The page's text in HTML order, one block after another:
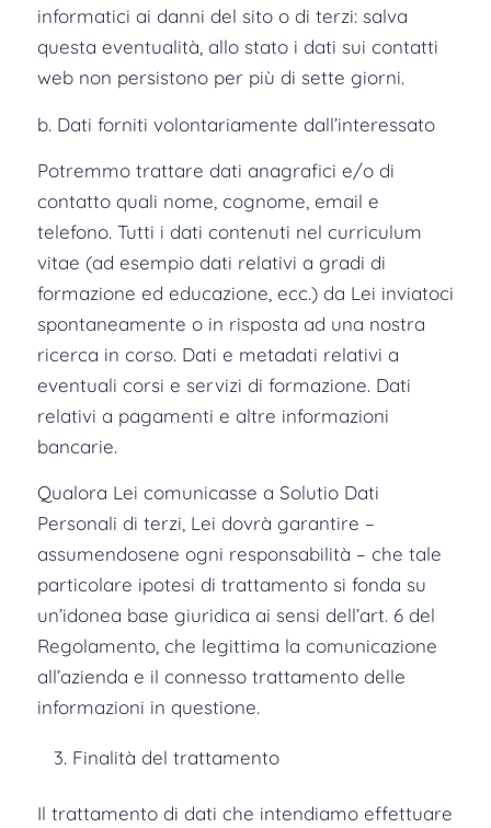
informatici ai danni del sito o di terzi: salva
questa eventualità, allo stato i dati sui contatti
web non persistono per più di sette giorni.
b. Dati forniti volontariamente dall’interessato
Potremmo trattare dati anagrafici e/o di
contatto quali nome, cognome, email e
telefono. Tutti i dati contenuti nel curriculum
vitae (ad esempio dati relativi a gradi di
formazione ed educazione, ecc.) da Lei inviatoci
spontaneamente o in risposta ad una nostra
ricerca in corso. Dati e metadati relativi a
eventuali corsi e servizi di formazione. Dati
relativi a pagamenti e altre informazioni
bancarie.
Qualora Lei comunicasse a Solutio Dati
Personali di terzi, Lei dovrà garantire –
assumendosene ogni responsabilità – che tale
particolare ipotesi di trattamento si fonda su
un’idonea base giuridica ai sensi dell’art. 6 del
Regolamento, che legittima la comunicazione
all’azienda e il connesso trattamento delle
informazioni in questione.
Finalità del trattamento
Il trattamento di dati che intendiamo effettuare